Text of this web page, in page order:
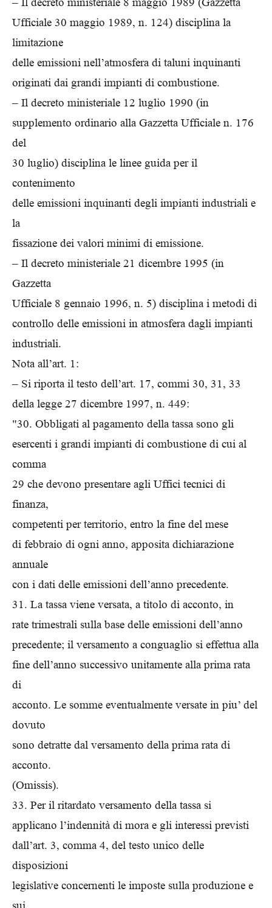
Ufficiale 30 maggio 1989, n. 124) disciplina la
limitazione
delle emissioni nell’atmosfera di taluni inquinanti
originati dai grandi impianti di combustione.
– Il decreto ministeriale 12 luglio 1990 (in
supplemento ordinario alla Gazzetta Ufficiale n. 176
del
30 luglio) disciplina le linee guida per il
contenimento
delle emissioni inquinanti degli impianti industriali e
la
fissazione dei valori minimi di emissione.
– Il decreto ministeriale 21 dicembre 1995 (in
Gazzetta
Ufficiale 8 gennaio 1996, n. 5) disciplina i metodi di
controllo delle emissioni in atmosfera dagli impianti
industriali.
Nota all’art. 1:
– Si riporta il testo dell’art. 17, commi 30, 31, 33
della legge 27 dicembre 1997, n. 449:
"30. Obbligati al pagamento della tassa sono gli
esercenti i grandi impianti di combustione di cui al
comma
29 che devono presentare agli Uffici tecnici di
finanza,
competenti per territorio, entro la fine del mese
di febbraio di ogni anno, apposita dichiarazione
annuale
con i dati delle emissioni dell’anno precedente.
31. La tassa viene versata, a titolo di acconto, in
rate trimestrali sulla base delle emissioni dell’anno
precedente; il versamento a conguaglio si effettua alla
fine dell’anno successivo unitamente alla prima rata
di
acconto. Le somme eventualmente versate in piu’ del
dovuto
sono detratte dal versamento della prima rata di
acconto.
(Omissis).
33. Per il ritardato versamento della tassa si
applicano l’indennità di mora e gli interessi previsti
dall’art. 3, comma 4, del testo unico delle
disposizioni
legislative concernenti le imposte sulla produzione e
sui